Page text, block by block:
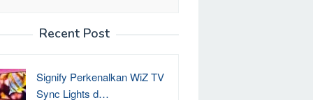
Recent Post
Signify Perkenalkan WiZ TV
Sync Lights d…